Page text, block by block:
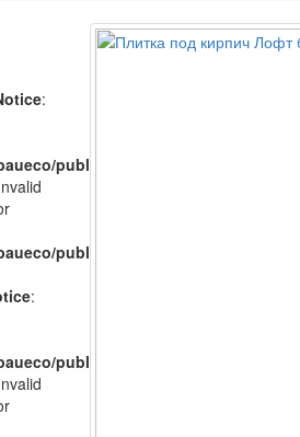
:
public_html/catalog/view/
public_html/catalog/view/
:
public_html/catalog/view/